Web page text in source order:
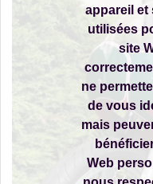
appareil et
utilisées
site
ne
de vous
mais
Web